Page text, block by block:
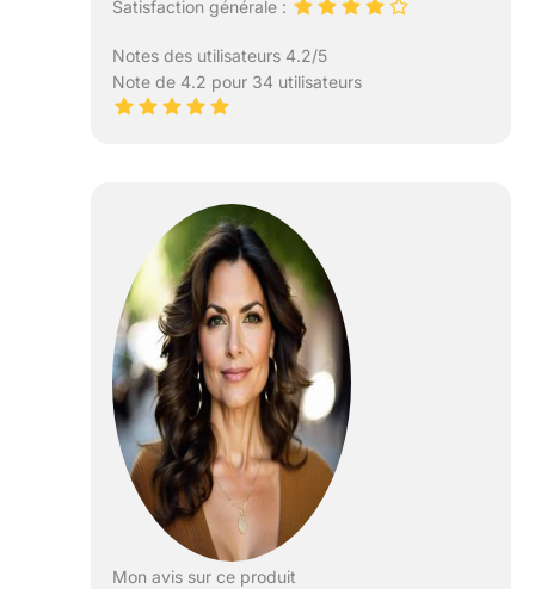
Satisfaction générale :
Notes des utilisateurs 4.2/5
Note de 4.2 pour 34 utilisateurs
Mon avis sur ce produit